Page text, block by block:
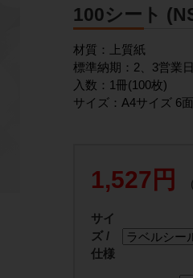
100シート
材質：上質紙
標準納期：2、3営業
入数：1冊(100枚)
サイズ：A4サイズ 6面
1,527円
サイ
ズ /
仕様